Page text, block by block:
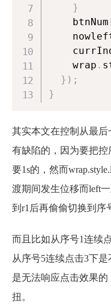
}
    btnNum
    wrap
.
} ) ;
}
其实本文在控制从最
有缺陷的，因为要把
要1s的，然而
渡期间发生位移而left
到r1后再偷偷切换到序
而且比如从序号1连续
从序号5连续点击3下
是无法响应点击效果
扭。